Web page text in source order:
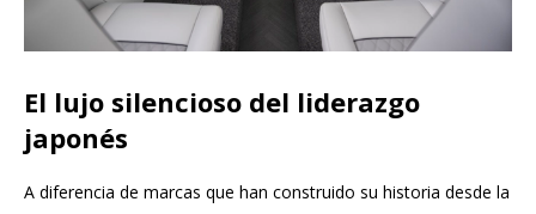
El lujo silencioso del liderazgo
japonés
A diferencia de marcas que han construido su historia desde la